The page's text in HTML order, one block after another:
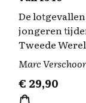
De lotgevallen
jongeren
Tweede
Marc
€ 29,90